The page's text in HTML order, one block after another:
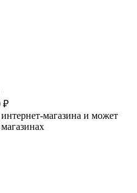
₽
магазина и может